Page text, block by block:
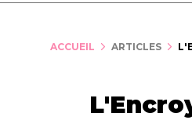
ACCUEIL ARTICLES